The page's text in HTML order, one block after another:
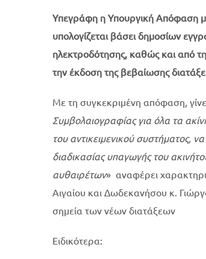
Υπεγράφη η Υπουργική Απόφαση
υπολογίζεται βάσει δημοσίων
ηλεκτροδότησης, καθώς και από
την έκδοση της βεβαίωσης
Με τη συγκεκριμένη απόφαση,
Συμβολαιογραφίας για όλα τα
του αντικειμενικού συστήματος,
διαδικασίας υπαγωγής του
αυθαιρέτων» αναφέρει
Αιγαίου και Δωδεκανήσου κ.
σημεία των νέων διατάξεων
Ειδικότερα: